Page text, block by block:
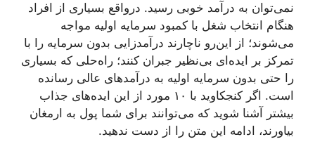
نمی‌توان به درآمد خوبی رسید. درواقع بسیاری از افراد
هنگام انتخاب شغل با کمبود سرمایه اولیه مواجه
می‌شوند؛ از این‌رو ناچارند درآمدزایی بدون سرمایه را با
تمرکز بر ایده‌ای بی‌نظیر جبران کنند؛ راه‌حلی که بسیاری
را حتی بدون سرمایه اولیه به درآمدهای عالی رسانده
است. اگر کنجکاوید با ۱۰ مورد از این ایده‌های جذاب
بیشتر آشنا شوید که می‌توانند برای شما پول به ارمغان
بیاورند، ادامه این متن را از دست ندهید.